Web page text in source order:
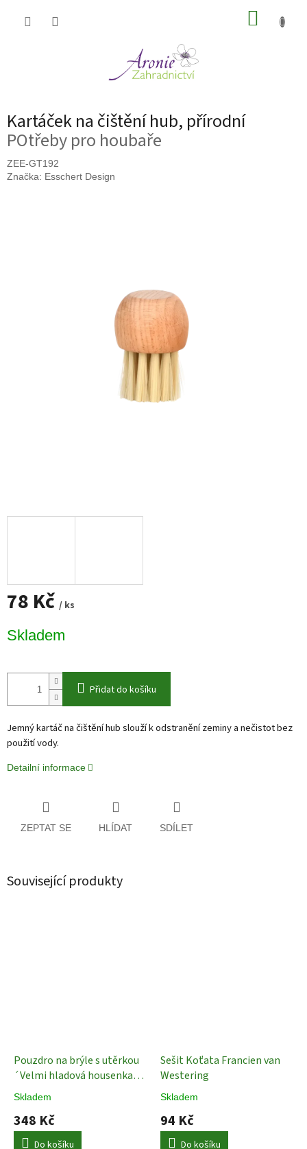
Kartáček na čištění hub, přírodní
POtřeby pro houbaře
ZEE-GT192
Značka: Esschert Design
78 Kč / ks
cena:
Skladem
Přidat do košíku
Jemný kartáč na čištění hub slouží k odstranění zeminy a nečistot bez
použití vody.
Detailní informace
ZEPTAT SE HLÍDAT SDÍLET
Související produkty
Pouzdro na brýle s utěrkou
´Velmi hladová housenka
´Eric Carle
Skladem
348 Kč
Do košíku
Sešit Koťata Francien van
Westering
Skladem
94 Kč
Do košíku